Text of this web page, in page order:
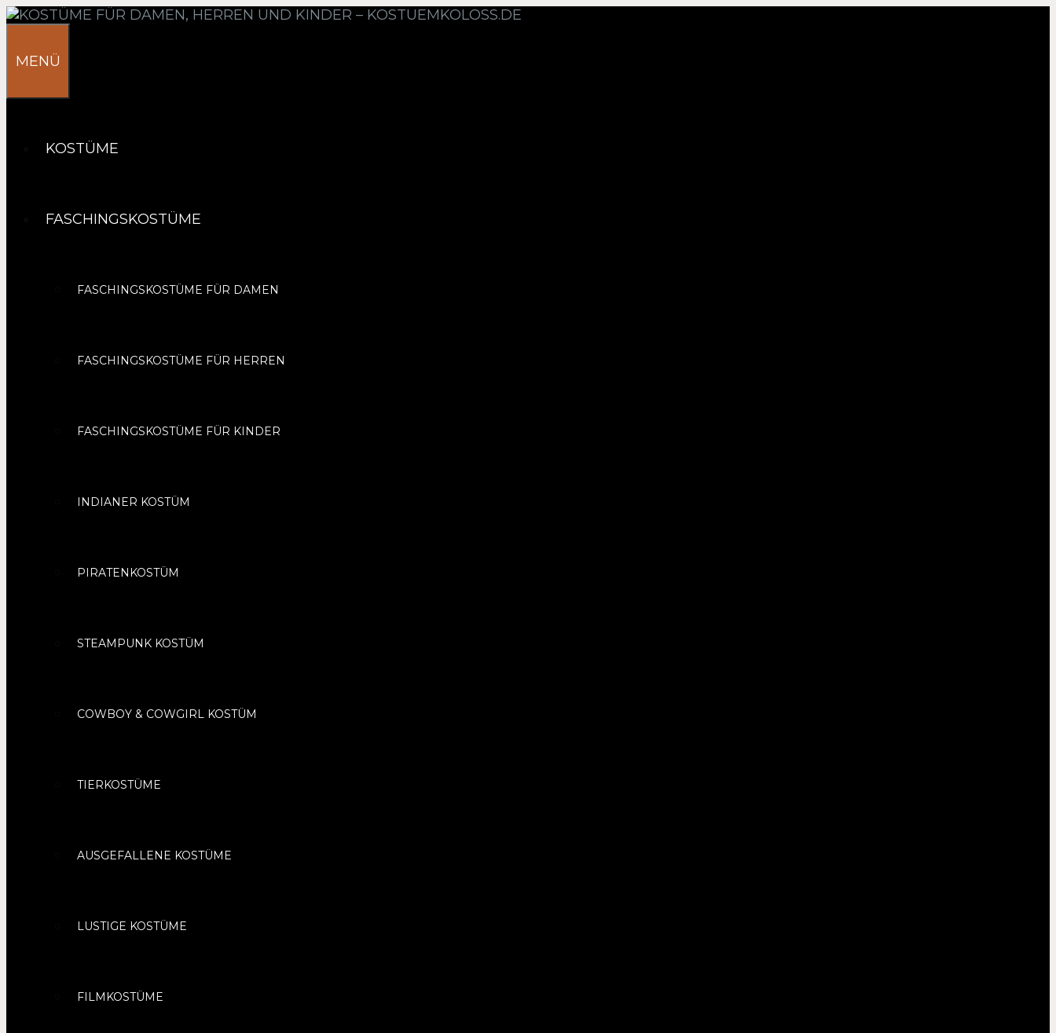
Springe
MENÜ
KOSTÜME
FASCHINGSKOSTÜME
FASCHINGSKOSTÜME FÜR DAMEN
FASCHINGSKOSTÜME FÜR HERREN
FASCHINGSKOSTÜME FÜR KINDER
INDIANER KOSTÜM
PIRATENKOSTÜM
STEAMPUNK KOSTÜM
COWBOY & COWGIRL KOSTÜM
TIERKOSTÜME
AUSGEFALLENE KOSTÜME
LUSTIGE KOSTÜME
FILMKOSTÜME